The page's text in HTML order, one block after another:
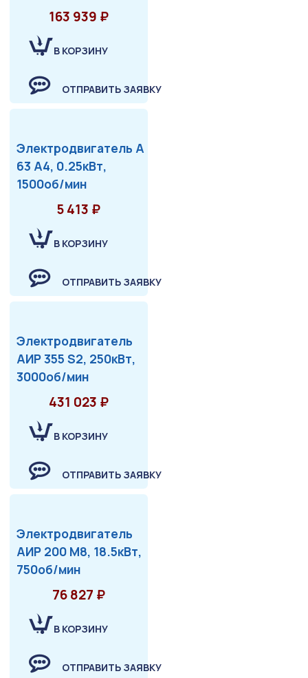
163 939 ₽
В КОРЗИНУ
ОТПРАВИТЬ ЗАЯВКУ
Электродвигатель А
63 А4, 0.25кВт,
1500об/мин
5 413 ₽
В КОРЗИНУ
ОТПРАВИТЬ ЗАЯВКУ
Электродвигатель
АИР 355 S2, 250кВт,
3000об/мин
431 023 ₽
В КОРЗИНУ
ОТПРАВИТЬ ЗАЯВКУ
Электродвигатель
АИР 200 М8, 18.5кВт,
750об/мин
76 827 ₽
В КОРЗИНУ
ОТПРАВИТЬ ЗАЯВКУ